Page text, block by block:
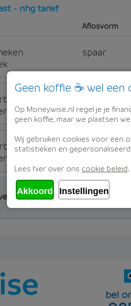
- nhg tarief
Aflosvorm
spaar
(Incl. Korting)
spaar
afspraak met één van
bel
Geen koffie ☕ wel een
Op Moneywise.nl regel je je
geen koffie, maar we plaatsen
Wij gebruiken cookies voor een
statistieken en
Lees hier over ons cookie beleid.
Akkoord Instellingen